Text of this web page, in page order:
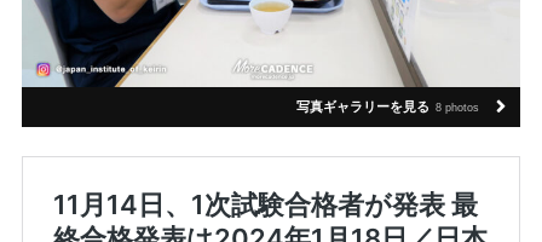
写真ギャラリーを見る 8 photos